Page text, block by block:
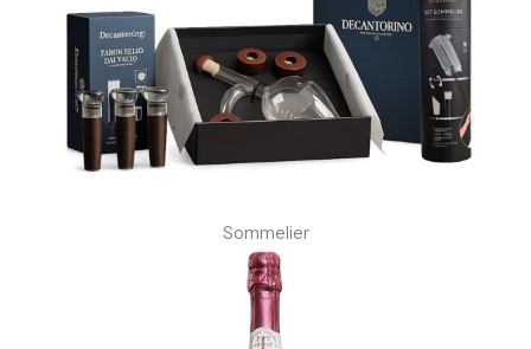
Sommelier